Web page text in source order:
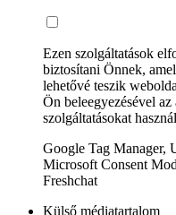
Ezen szolgáltatások
biztosítani Önnek,
lehetővé teszik
Ön beleegyezésével
szolgáltatásokat
Google Tag Manager,
Microsoft Consent
Freshchat
Külső médiatartalom